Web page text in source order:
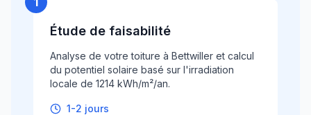
Étude de faisabilité
Analyse de votre toiture à Bettwiller et calcul
du potentiel solaire basé sur l'irradiation
locale de 1214 kWh/m²/an.
1-2 jours